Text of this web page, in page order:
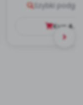
Szybki
Kup